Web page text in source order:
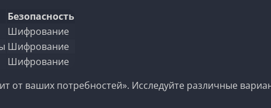
Безопасность
Шифрование
Шифрование
Шифрование
от ваших потребностей». Исследуйте различные